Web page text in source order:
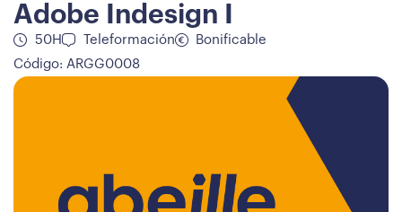
Adobe Indesign I
50H Teleformación
Bonificable
Código: ARGG0008